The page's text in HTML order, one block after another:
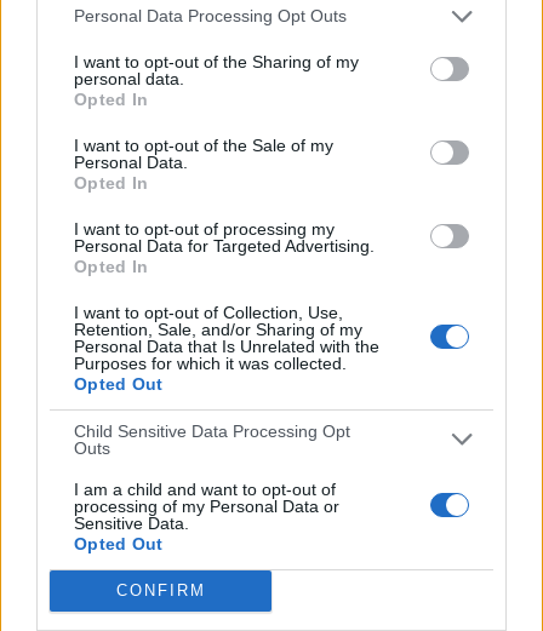
Personal Data Processing Opt Outs
I want to opt-out of the Sharing of my
personal data.
Opted In
I want to opt-out of the Sale of my
Personal Data.
Opted In
I want to opt-out of processing my
Personal Data for Targeted Advertising.
Opted In
I want to opt-out of Collection, Use,
Retention, Sale, and/or Sharing of my
Personal Data that Is Unrelated with the
Purposes for which it was collected.
Opted Out
Child Sensitive Data Processing Opt
Outs
I am a child and want to opt-out of
processing of my Personal Data or
Sensitive Data.
Opted Out
CONFIRM
GolTV Play
Zapping Internacional
15 (8,77%)
LaLiga+ Plus
Ver ranking completo
DÍAS
889
85
CONSECUTIVOS
DE PAGO
88 partidos en local
83 partidos de visitante
4